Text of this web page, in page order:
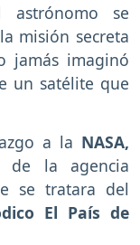
se
misión secreta
jamás imaginó
un satélite que
a la NASA,
de la agencia
se tratara del
El País de